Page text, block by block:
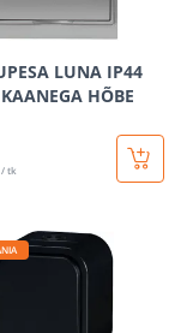
LUNA IP44
HÕBE
/ tk